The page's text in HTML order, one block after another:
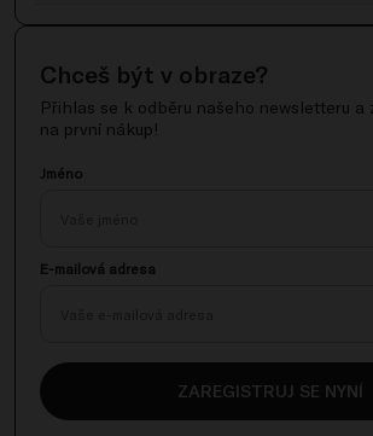
Chceš být v obraze?
Přihlas se k odběru našeho newsletteru a
na první nákup!
Jméno
E-mailová adresa
ZAREGISTRUJ SE NYNÍ